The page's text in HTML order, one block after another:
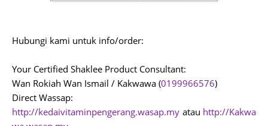
Hubungi kami untuk info/order:
Your Certified Shaklee Product Consultant:
Wan Rokiah Wan Ismail / Kakwawa (0199966576)
Direct Wassap:
http://kedaivitaminpengerang.wasap.my atau http://Kakwa